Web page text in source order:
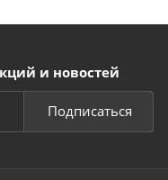
и новостей
Подписаться